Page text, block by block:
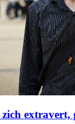
extravert,